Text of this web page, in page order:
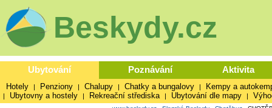
Beskydy.cz
Ubytování Poznávání Aktivita
Hotely | Penziony | Chalupy | Chatky a bungalovy | Kempy a
| Ubytovny a hostely | Rekreační střediska | Ubytování dle mapy |